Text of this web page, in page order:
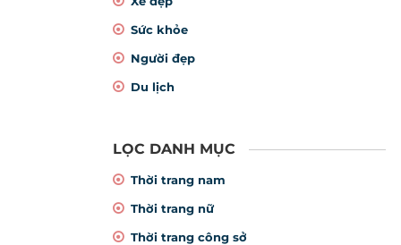
Sức khỏe
Người đẹp
Du lịch
LỌC DANH MỤC
Thời trang nam
Thời trang nữ
Thời trang công sở